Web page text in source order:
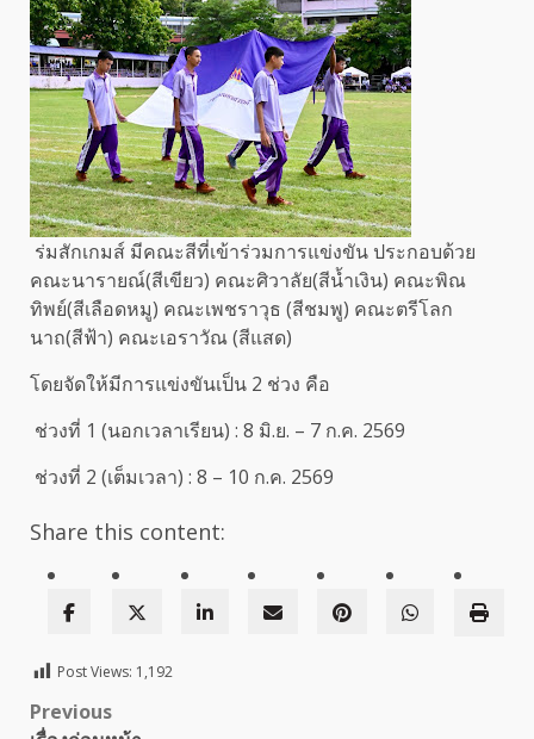
ร่มสักเกมส์ มีคณะสีที่เข้าร่วมการแข่งขัน ประกอบด้วย
คณะนารายณ์(สีเขียว) คณะศิวาลัย(สีน้ำเงิน) คณะพิณ
ทิพย์(สีเลือดหมู) คณะเพชราวุธ (สีชมพู) คณะตรีโลก
นาถ(สีฟ้า) คณะเอราวัณ (สีแสด)
โดยจัดให้มีการแข่งขันเป็น 2 ช่วง คือ
ช่วงที่ 1 (นอกเวลาเรียน) : 8 มิ.ย. – 7 ก.ค. 2569
ช่วงที่ 2 (เต็มเวลา) : 8 – 10 ก.ค. 2569
Share this content:
Post Views: 1,192
Post
Previous